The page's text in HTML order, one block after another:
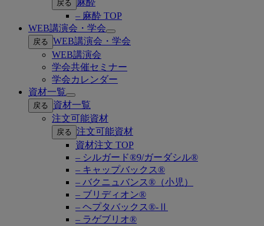
戻る
麻酔
– 麻酔 TOP
WEB講演会・学会
Open
submenu
戻る WEB講演会・学会
WEB講演会
学会共催セミナー
学会カレンダー
資材一覧
Open
submenu
戻る
資材一覧
注文可能資材
戻る 注文可能資材
資材注文 TOP
– シルガード®9/ガーダシル®
– キャップバックス®
– バクニュバンス®（小児）
– ブリディオン®
– ヘプタバックス®-Ⅱ
– ラゲブリオ®